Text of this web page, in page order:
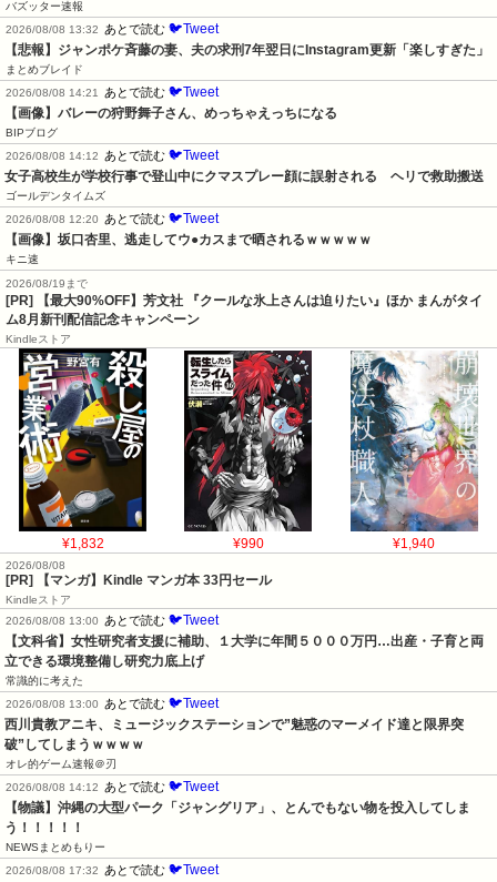
バズッター速報
2026/08/08 13:32
あとで読む 🐦Tweet
【悲報】ジャンポケ斉藤の妻、夫の求刑7年翌日にInstagram更新「楽しすぎた」
まとめブレイド
2026/08/08 14:21
あとで読む 🐦Tweet
【画像】バレーの狩野舞子さん、めっちゃえっちになる
BIPブログ
2026/08/08 14:12
あとで読む 🐦Tweet
女子高校生が学校行事で登山中にクマスプレー顔に誤射される　ヘリで救助搬送
ゴールデンタイムズ
2026/08/08 12:20
あとで読む 🐦Tweet
【画像】坂口杏里、逃走してウ●カスまで晒されるｗｗｗｗｗ
キニ速
2026/08/19まで
[PR] 【最大90%OFF】芳文社 『クールな氷上さんは迫りたい』ほか まんがタイ
ム8月新刊配信記念キャンペーン
Kindleストア
¥1,832 ¥990 ¥1,940
2026/08/08
[PR] 【マンガ】Kindle マンガ本 33円セール
Kindleストア
2026/08/08 13:00
あとで読む 🐦Tweet
【文科省】女性研究者支援に補助、１大学に年間５０００万円…出産・子育と両
立できる環境整備し研究力底上げ
常識的に考えた
2026/08/08 13:00
あとで読む 🐦Tweet
西川貴教アニキ、ミュージックステーションで”魅惑のマーメイド達と限界突
破”してしまうｗｗｗｗ
オレ的ゲーム速報＠刃
2026/08/08 14:12
あとで読む 🐦Tweet
【物議】沖縄の大型パーク「ジャングリア」、とんでもない物を投入してしま
う！！！！！
NEWSまとめもりー
2026/08/08 17:32
あとで読む 🐦Tweet